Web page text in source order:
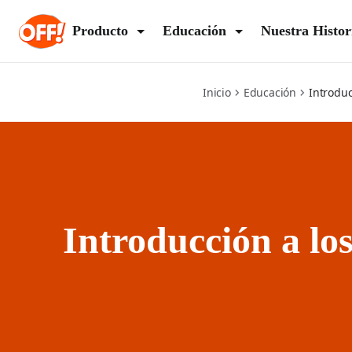
Producto Educación Nuestra
Inicio Educación
Introducción a